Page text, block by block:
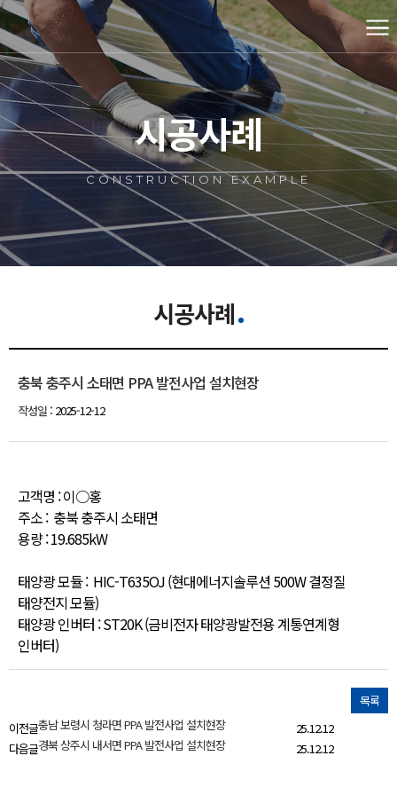
시공사례
CONSTRUCTION EXAMPLE
시공사례
충북 충주시 소태면 PPA 발전사업 설치현장
작성일 : 2025-12-12
고객명 : 이○홍
주소 : 충북 충주시 소태면
용량 : 19.685kW
태양광 모듈 : HIC-T635OJ (현대에너지솔루션 500W 결정질
태양전지 모듈)
태양광 인버터 : ST20K (금비전자 태양광발전용 계통연계형
인버터)
목록
이전글충남 보령시 청라면 PPA 발전사업 설치현장
25.12.12
다음글경북 상주시 내서면 PPA 발전사업 설치현장 25.12.12